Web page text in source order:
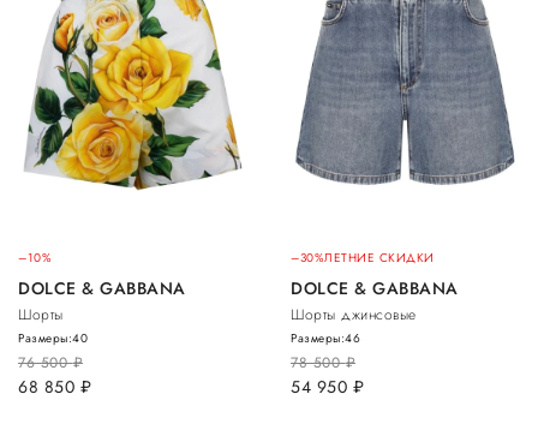
–10%
DOLCE & GABBANA
Шорты
76 500руб.
68 850 руб.
Размеры:40
–30%ЛЕТНИЕ СКИДКИ
DOLCE & GABBANA
Шорты джинсовые
78 500руб.
54 950 руб.
Размеры:46